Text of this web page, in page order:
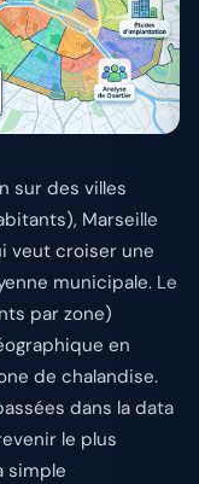
sur des villes
Marseille
veut croiser une
municipale. Le
par zone)
en
de chalandise.
dans la data
le plus
simple